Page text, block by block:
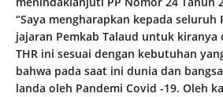
“Saya mengharapkan kepada seluruh
jajaran Pemkab Talaud untuk kiranya
THR ini sesuai dengan kebutuhan
bahwa pada saat ini dunia dan
landa oleh Pandemi Covid -19. Oleh